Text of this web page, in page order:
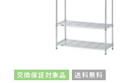
交換保証対象品
送料無料